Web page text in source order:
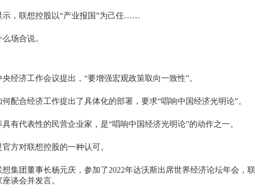
示，联想控股以“产业报国”为己任……
场合说。
经济工作会议提出，“要增强宏观政策取向一致性”。
配合经济工作提出了具体化的部署，要求“唱响中国经济光明论”。
有代表性的民营企业家，是“唱响中国经济光明论”的动作之一。
方对联想控股的一种认可。
集团董事长杨元庆，参加了2022年达沃斯出席世界经济论坛年会，
谈会并发言。